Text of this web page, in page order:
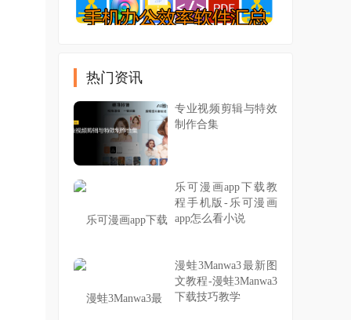
热门资讯
专业视频剪辑与特效
制作合集
乐可漫画app下载教
程手机版-乐可漫画
app怎么看小说
漫蛙3Manwa3最新图
文教程-漫蛙3Manwa3
下载技巧教学